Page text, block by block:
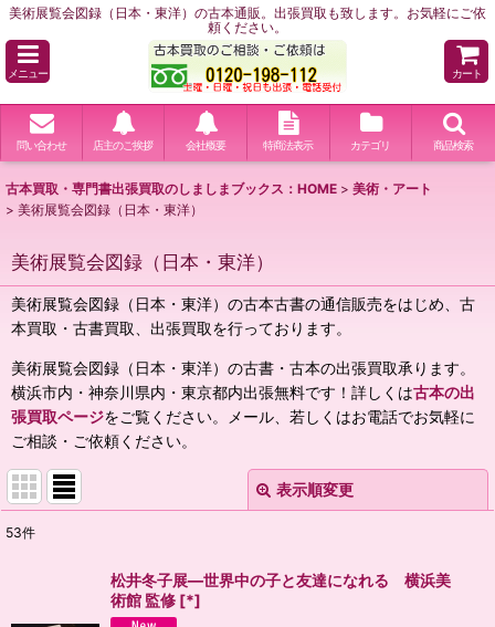
美術展覧会図録（日本・東洋）の古本通販。出張買取も致します。お気軽にご依
頼ください。
メニュー カート
問い合わせ 店主のご挨拶 会社概要 特商法表示 カテゴリ 商品検索
古本買取・専門書出張買取のしましまブックス：HOME > 美術・アート
> 美術展覧会図録（日本・東洋）
美術展覧会図録（日本・東洋）
美術展覧会図録（日本・東洋）の古本古書の通信販売をはじめ、古
本買取・古書買取、出張買取を行っております。
美術展覧会図録（日本・東洋）の古書・古本の出張買取承ります。
横浜市内・神奈川県内・東京都内出張無料です！詳しくは古本の出
張買取ページをご覧ください。メール、若しくはお電話でお気軽に
ご相談・ご依頼ください。
表示順変更
53件
松井冬子展―世界中の子と友達になれる 横浜美
術館 監修 [*]